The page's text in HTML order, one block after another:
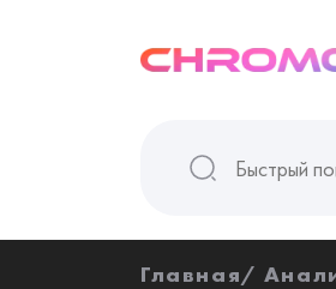
Главная